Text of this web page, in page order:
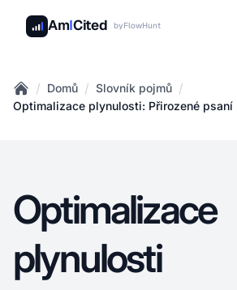
AmICited byFlowHunt
Home
/ Domů / Slovník pojmů /
Optimalizace plynulosti: Přirozené psaní
Optimalizace
plynulosti